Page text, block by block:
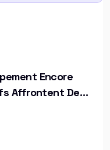
Encore
Affrontent De